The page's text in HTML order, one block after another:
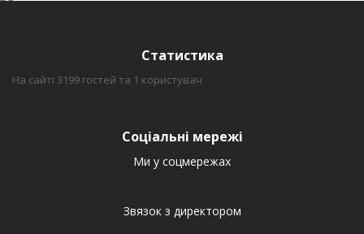
Статистика
На сайті 3199 гостей та 1 користувач
Соціальні мережі
Ми у соцмережах
Звязок з директором